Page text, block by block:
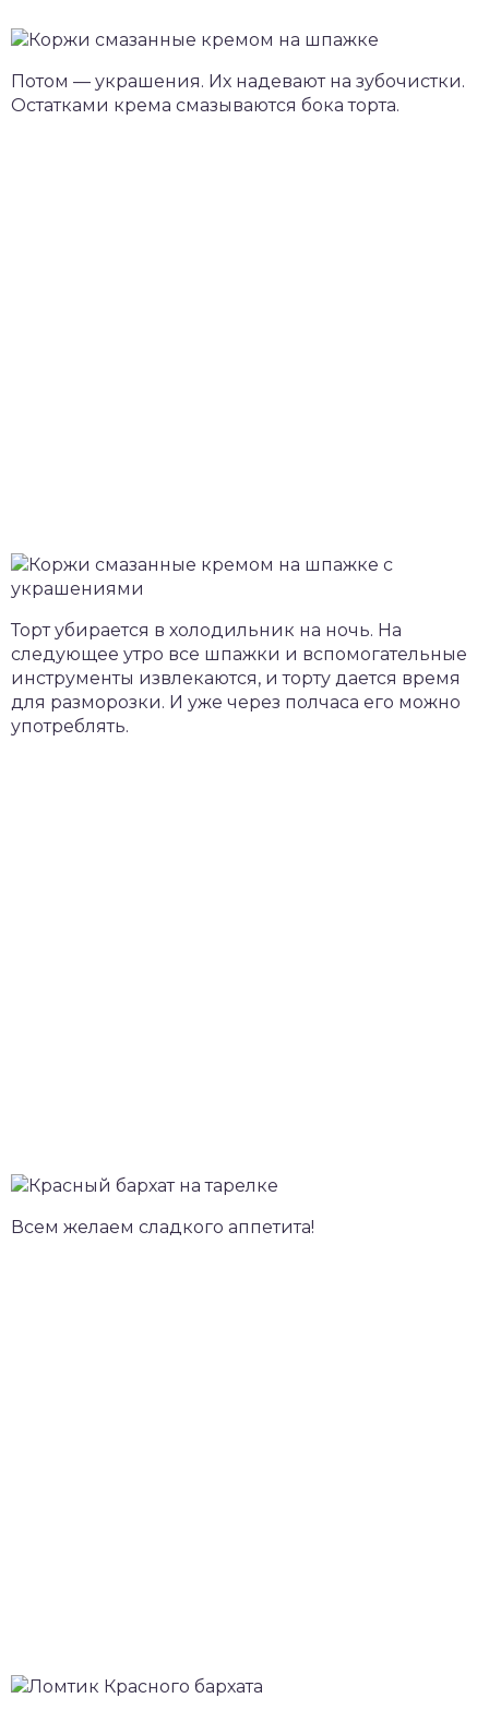
Потом — украшения. Их надевают на зубочистки.
Остатками крема смазываются бока торта.
Торт убирается в холодильник на ночь. На
следующее утро все шпажки и вспомогательные
инструменты извлекаются, и торту дается время
для разморозки. И уже через полчаса его можно
употреблять.
Всем желаем сладкого аппетита!